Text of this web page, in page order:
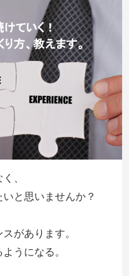
、
と思いませんか？
があります。
うになる。